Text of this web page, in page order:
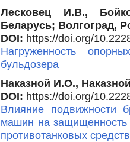
Лесковец И.В.,
Беларусь; Волгоград,
DOI: https://doi.org/
Нагруженность
бульдозера
Наказной И.О.,
DOI: https://doi.org/
Влияние подвижности
машин на
противотанковых